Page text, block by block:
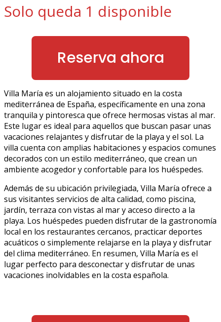
Solo queda 1 disponible
Reserva ahora
Villa María es un alojamiento situado en la costa
mediterránea de España, específicamente en una zona
tranquila y pintoresca que ofrece hermosas vistas al mar.
Este lugar es ideal para aquellos que buscan pasar unas
vacaciones relajantes y disfrutar de la playa y el sol. La
villa cuenta con amplias habitaciones y espacios comunes
decorados con un estilo mediterráneo, que crean un
ambiente acogedor y confortable para los huéspedes.
Además de su ubicación privilegiada, Villa María ofrece a
sus visitantes servicios de alta calidad, como piscina,
jardín, terraza con vistas al mar y acceso directo a la
playa. Los huéspedes pueden disfrutar de la gastronomía
local en los restaurantes cercanos, practicar deportes
acuáticos o simplemente relajarse en la playa y disfrutar
del clima mediterráneo. En resumen, Villa María es el
lugar perfecto para desconectar y disfrutar de unas
vacaciones inolvidables en la costa española.